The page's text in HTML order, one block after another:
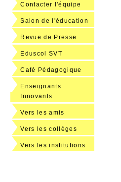
Contacter l'équipe
Salon de l'éducation
Revue de Presse
Eduscol SVT
Café Pédagogique
Enseignants
Innovants
Vers les amis
Vers les collèges
Vers les institutions